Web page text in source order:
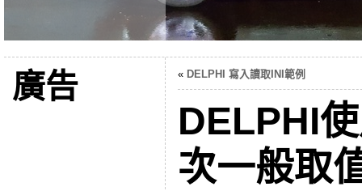
廣告 « DELPHI 寫入讀取INI範例
DELPHI
次一般取